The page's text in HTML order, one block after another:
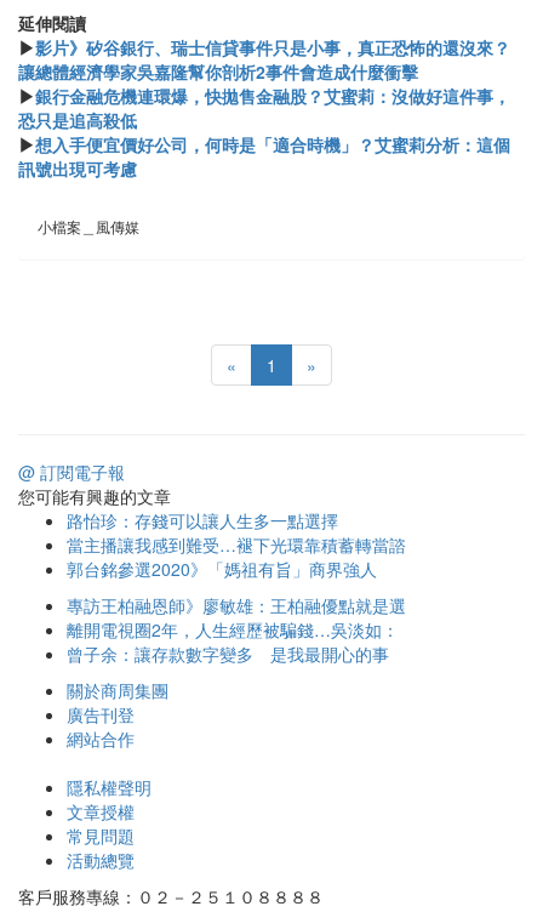
延伸閱讀
▶影片》矽谷銀行、瑞士信貸事件只是小事，真正恐怖的還沒來？
讓總體經濟學家吳嘉隆幫你剖析2事件會造成什麼衝擊
▶銀行金融危機連環爆，快拋售金融股？艾蜜莉：沒做好這件事，
恐只是追高殺低
▶想入手便宜價好公司，何時是「適合時機」？艾蜜莉分析：這個
訊號出現可考慮
小檔案＿風傳媒
« 1 »
@ 訂閱電子報
您可能有興趣的文章
路怡珍：存錢可以讓人生多一點選擇
當主播讓我感到難受…褪下光環靠積蓄轉當諮
郭台銘參選2020》「媽祖有旨」商界強人
專訪王柏融恩師》廖敏雄：王柏融優點就是選
離開電視圈2年，人生經歷被騙錢…吳淡如：
曾子余：讓存款數字變多 是我最開心的事
關於商周集團
廣告刊登
網站合作
隱私權聲明
文章授權
常見問題
活動總覽
客戶服務專線：０２－２５１０８８８８